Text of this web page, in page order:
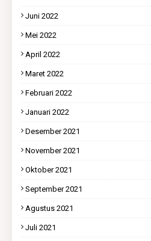
Juni 2022
Mei 2022
April 2022
Maret 2022
Februari 2022
Januari 2022
Desember 2021
November 2021
Oktober 2021
September 2021
Agustus 2021
Juli 2021